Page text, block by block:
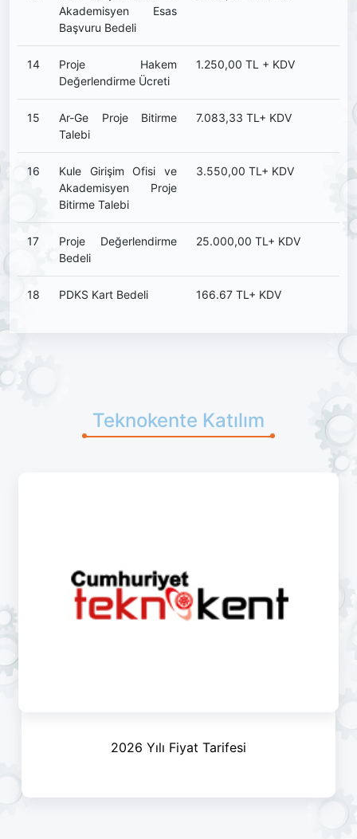
Akademisyen Esas
Başvuru Bedeli
14
Proje Hakem
Değerlendirme Ücreti
1.250,00 TL + KDV
15
Ar-Ge Proje Bitirme
Talebi
7.083,33 TL+ KDV
16
Kule Girişim Ofisi ve
Akademisyen Proje
Bitirme Talebi
3.550,00 TL+ KDV
17
Proje Değerlendirme
Bedeli
25.000,00 TL+ KDV
18 PDKS Kart Bedeli 166.67 TL+ KDV
Teknokente Katılım
2026 Yılı Fiyat Tarifesi